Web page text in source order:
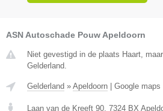
ASN Autoschade Pouw Apeldoorn
Niet gevestigd in de plaats Haart,
Gelderland.
Gelderland » Apeldoorn | Google maps
Laan van de Kreeft 90 7324 BX